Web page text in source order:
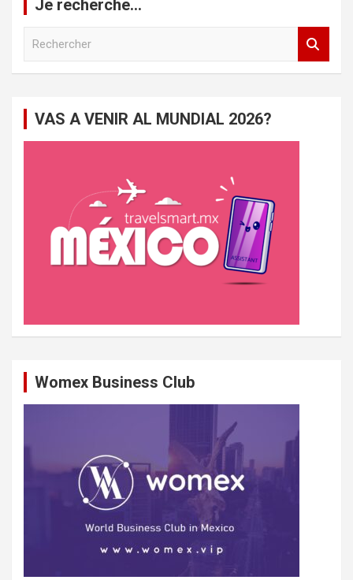
Je recherche…
c
VAS A VENIR AL MUNDIAL 2026?
Womex Business Club